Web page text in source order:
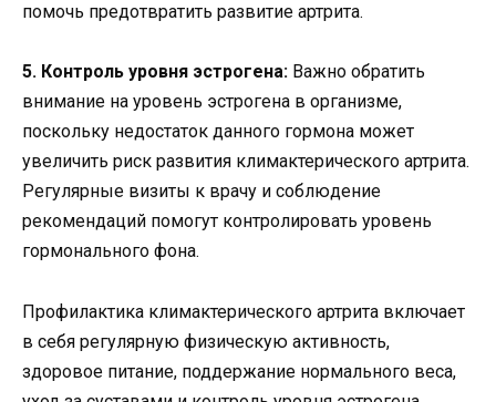
помочь предотвратить развитие артрита.
5. Контроль уровня эстрогена: Важно обратить
внимание на уровень эстрогена в организме,
поскольку недостаток данного гормона может
увеличить риск развития климактерического артрита.
Регулярные визиты к врачу и соблюдение
рекомендаций помогут контролировать уровень
гормонального фона.
Профилактика климактерического артрита включает
в себя регулярную физическую активность,
здоровое питание, поддержание нормального веса,